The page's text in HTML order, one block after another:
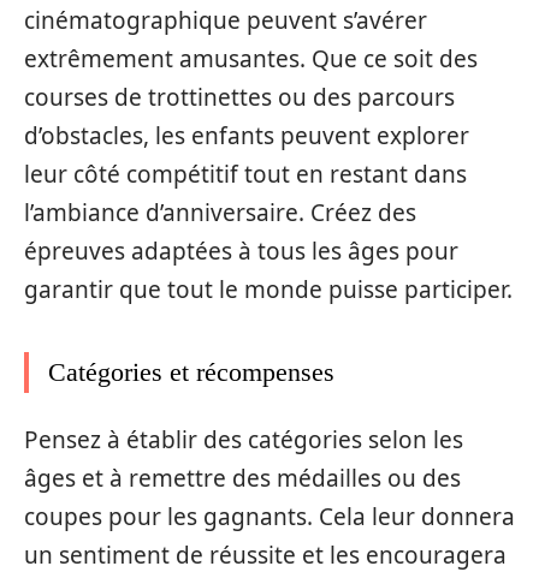
cinématographique peuvent s’avérer
extrêmement amusantes. Que ce soit des
courses de trottinettes ou des parcours
d’obstacles, les enfants peuvent explorer
leur côté compétitif tout en restant dans
l’ambiance d’anniversaire. Créez des
épreuves adaptées à tous les âges pour
garantir que tout le monde puisse participer.
Catégories et récompenses
Pensez à établir des catégories selon les
âges et à remettre des médailles ou des
coupes pour les gagnants. Cela leur donnera
un sentiment de réussite et les encouragera